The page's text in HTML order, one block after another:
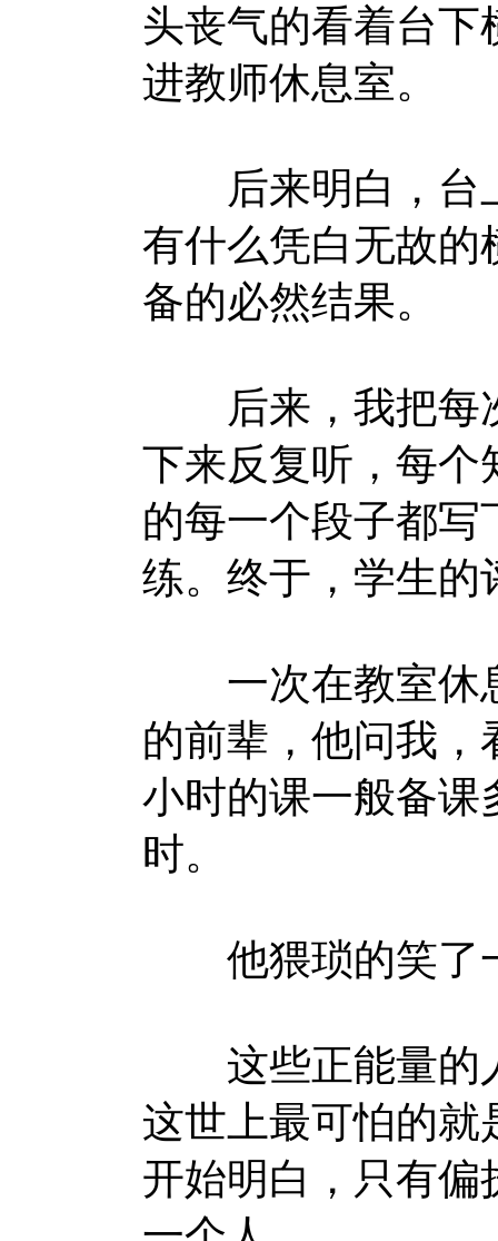
头丧气的看着台
进教师休息室。
后来明白，台
有什么凭白无故的
备的必然结果。
后来，我把每
下来反复听，每个
的每一个段子都
练。终于，学生的
一次在教室休
的前辈，他问我
小时的课一般备课
时。
他猥琐的笑了
这些正能量的
这世上最可怕的就
开始明白，只有偏